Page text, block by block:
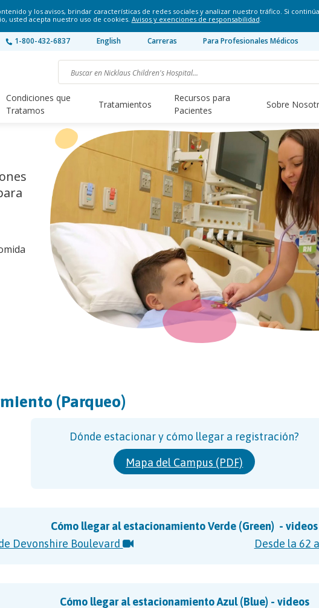
y los avisos, brindar características de redes sociales y analizar nuestro tráfico. Si continúa
usted acepta nuestro uso de cookies. Avisos y exenciones de responsabilidad.
1-800-432-6837 English Carreras Para Profesionales Médicos
Condiciones que
Tratamos
Tratamientos
Recursos para
Pacientes
Sobre
(Parqueo)
Dónde estacionar y cómo llegar a registración?
Mapa del Campus (PDF)
Cómo llegar al estacionamiento Verde (Green) - videos
Devonshire Boulevard
Desde la 62
Cómo llegar al estacionamiento Azul (Blue) - videos